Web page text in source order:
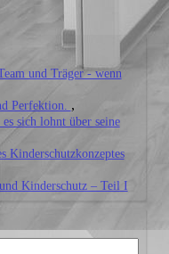
und Träger - wenn
Perfektion.
sich lohnt über seine
Kinderschutzkonzeptes
Kinderschutz – Teil I